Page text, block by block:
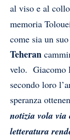
al viso e al
memoria
come sia un
Teheran
velo. Giacomo
secondo loro
speranza
notizia vola via
letteratura